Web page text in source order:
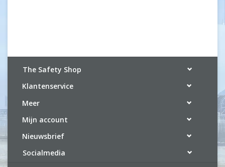
The Safety Shop
Klantenservice
Meer
Mijn account
Nieuwsbrief
Socialmedia